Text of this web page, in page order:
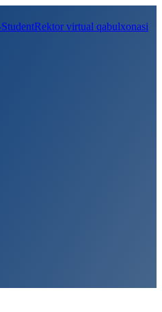
Rektor virtual qabulxonasi